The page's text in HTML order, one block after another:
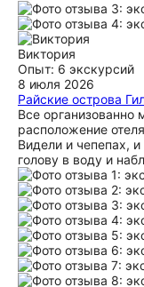
Виктория
Опыт: 6 экскурсий
8 июля 2026
Райские острова
Все организованно
расположение
Видели и чепепах,
голову в воду и